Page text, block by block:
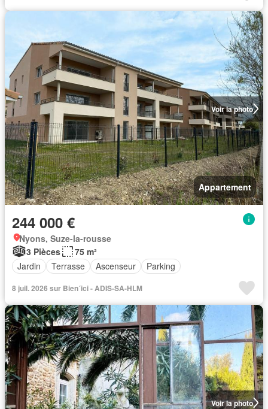
Voir la photo
Appartement
244 000 €
Nyons, Suze-la-rousse
3 Pièces
75 m²
Jardin
Terrasse Ascenseur Parking
8 juil. 2026 sur Bien´ici - ADIS-SA-HLM
Voir la photo